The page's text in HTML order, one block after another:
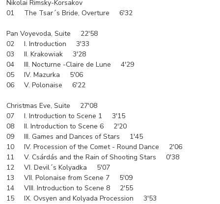
Nikolai Rimsky-Korsakov
01 The Tsar´s Bride, Overture 6'32
Pan Voyevoda, Suite 22'58
02 I. Introduction 3'33
03 II. Krakowiak 3'28
04 III. Nocturne -Claire de Lune 4'29
05 IV. Mazurka 5'06
06 V. Polonaise 6'22
Christmas Eve, Suite 27'08
07 I. Introduction to Scene 1 3'15
08 II. Introduction to Scene 6 2'20
09 III. Games and Dances of Stars 1'45
10 IV. Procession of the Comet - Round Dance 2'06
11 V. Csárdás and the Rain of Shooting Stars 0'38
12 VI. Devil´s Kolyadka 5'07
13 VII. Polonaise from Scene 7 5'09
14 VIII. Introduction to Scene 8 2'55
15 IX. Ovsyen and Kolyada Procession 3'53